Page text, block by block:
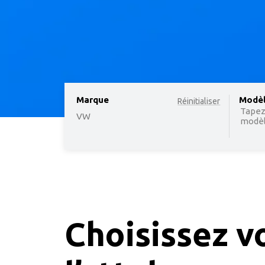
Réinitialiser
Marque
VW
option
Choisissez